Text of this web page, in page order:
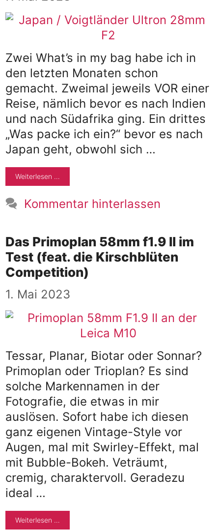
Zwei What’s in my bag habe ich in
den letzten Monaten schon
gemacht. Zweimal jeweils VOR einer
Reise, nämlich bevor es nach Indien
und nach Südafrika ging. Ein drittes
„Was packe ich ein?“ bevor es nach
Japan geht, obwohl sich …
Weiterlesen …
Kommentar hinterlassen
Das Primoplan 58mm f1.9 II im
Test (feat. die Kirschblüten
Competition)
1. Mai 2023
Tessar, Planar, Biotar oder Sonnar?
Primoplan oder Trioplan? Es sind
solche Markennamen in der
Fotografie, die etwas in mir
auslösen. Sofort habe ich diesen
ganz eigenen Vintage-Style vor
Augen, mal mit Swirley-Effekt, mal
mit Bubble-Bokeh. Veträumt,
cremig, charaktervoll. Geradezu
ideal …
Weiterlesen …